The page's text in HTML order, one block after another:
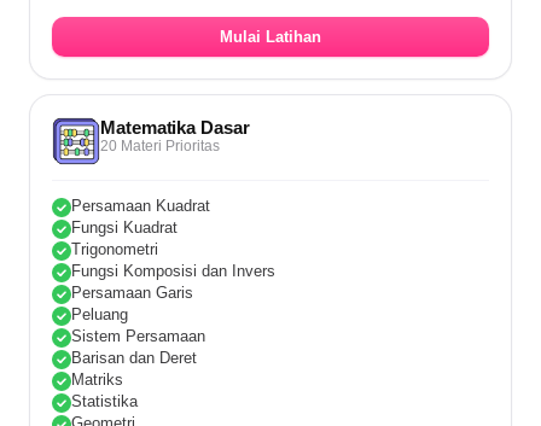
Mulai Latihan
Matematika Dasar
20 Materi Prioritas
Persamaan Kuadrat
Fungsi Kuadrat
Trigonometri
Fungsi Komposisi dan Invers
Persamaan Garis
Peluang
Sistem Persamaan
Barisan dan Deret
Matriks
Statistika